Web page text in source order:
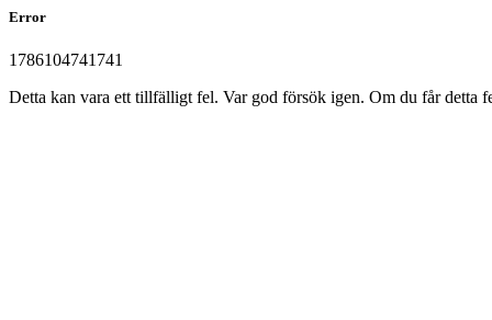
Error
1786104741741
Detta kan vara ett tillfälligt fel. Var god försök igen. Om du får detta